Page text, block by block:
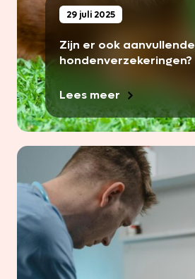
29 juli 2025
Zijn er ook aanvullende
hondenverzekeringen?
Lees meer